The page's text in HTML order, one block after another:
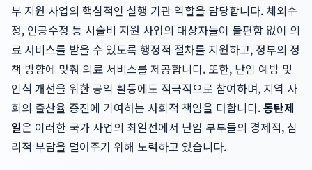
부 지원 사업의 핵심적인 실행 기관 역할을 담당합니다. 체외수
정, 인공수정 등 시술비 지원 사업의 대상자들이 불편함 없이 의
료 서비스를 받을 수 있도록 행정적 절차를 지원하고, 정부의 정
책 방향에 맞춰 의료 서비스를 제공합니다. 또한, 난임 예방 및
인식 개선을 위한 공익 활동에도 적극적으로 참여하며, 지역 사
회의 출산율 증진에 기여하는 사회적 책임을 다합니다.동탄제
일은 이러한 국가 사업의 최일선에서 난임 부부들의 경제적, 심
리적 부담을 덜어주기 위해 노력하고 있습니다.